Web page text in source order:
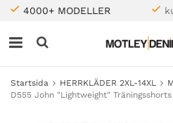
4000+ MODELLER
Startsida HERRKLÄDER 2XL-14XL
D555 John "Lightweight"